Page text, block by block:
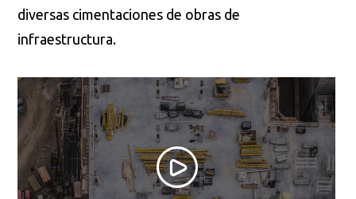
diversas cimentaciones de obras de
infraestructura.